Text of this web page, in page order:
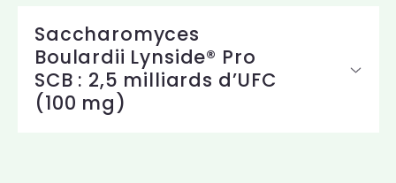
Saccharomyces
Boulardii Lynside® Pro
SCB : 2,5 milliards d’UFC
(100 mg)